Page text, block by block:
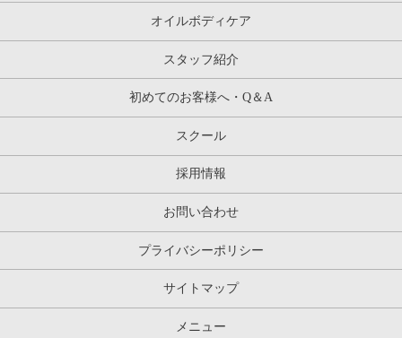
オイルボディケア
スタッフ紹介
初めてのお客様へ・Q＆A
スクール
採用情報
お問い合わせ
プライバシーポリシー
サイトマップ
メニュー